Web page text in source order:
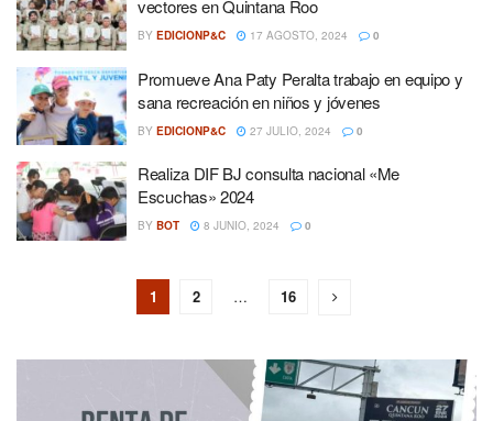
vectores en Quintana Roo
BY EDICIONP&C 17 AGOSTO, 2024 0
Promueve Ana Paty Peralta trabajo en equipo y
sana recreación en niños y jóvenes
BY EDICIONP&C 27 JULIO, 2024 0
Realiza DIF BJ consulta nacional «Me
Escuchas» 2024
BY BOT 8 JUNIO, 2024 0
1 2 … 16